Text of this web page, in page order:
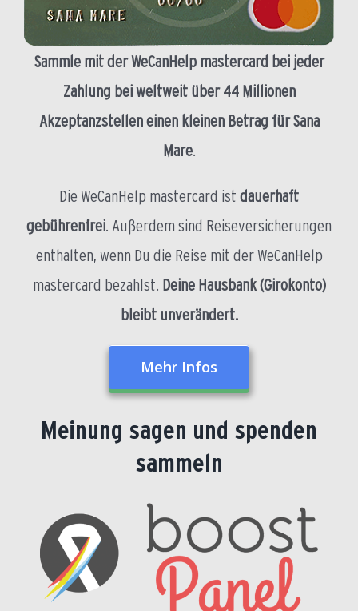
Sammle mit der WeCanHelp mastercard bei jeder
Zahlung bei weltweit über 44 Millionen
Akzeptanzstellen einen kleinen Betrag für Sana
Mare.
Die WeCanHelp mastercard ist dauerhaft
gebührenfrei. Außerdem sind Reiseversicherungen
enthalten, wenn Du die Reise mit der WeCanHelp
mastercard bezahlst. Deine Hausbank (Girokonto)
bleibt unverändert.
Mehr Infos
Meinung sagen und spenden
sammeln